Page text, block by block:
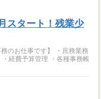
スタート！残業少
です】 ・庶務業務
・経費予算管理 ・各種事務帳